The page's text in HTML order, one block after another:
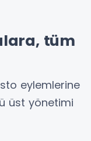
tüm
eylemlerine
üst yönetimi